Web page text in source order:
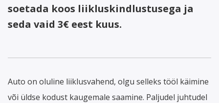
soetada koos liikluskindlustusega ja
seda vaid 3€ eest kuus.
Auto on oluline liiklusvahend, olgu selleks tööl käimine
või üldse kodust kaugemale saamine. Paljudel juhtudel